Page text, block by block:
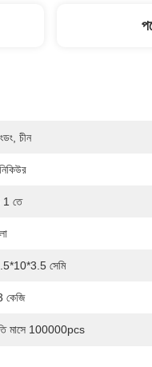
চীন
1 তে
সেমি
কেজি
মাসে 100000pcs